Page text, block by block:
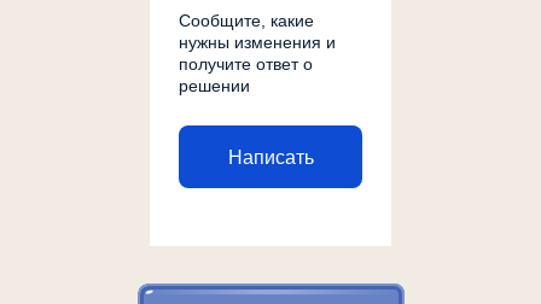
Сообщите, какие
нужны изменения и
получите ответ о
решении
Написать